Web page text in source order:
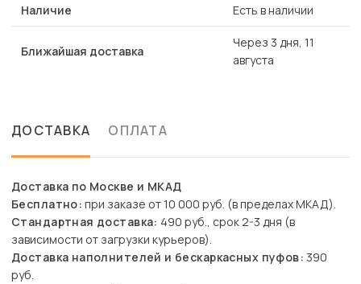
Наличие Есть в наличии
Ближайшая доставка
Через 3 дня, 11
августа
ДОСТАВКА ОПЛАТА
Доставка по Москве и МКАД
Бесплатно: при заказе от 10 000 руб. (в пределах МКАД).
Стандартная доставка: 490 руб., срок 2-3 дня (в
зависимости от загрузки курьеров).
Доставка наполнителей и бескаркасных пуфов: 390
руб.